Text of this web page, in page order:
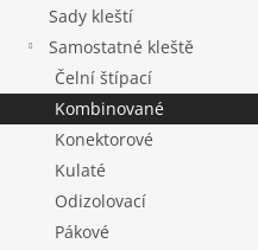
Sady kleští
Samostatné kleště
Čelní štípací
Kombinované
Konektorové
Kulaté
Odizolovací
Pákové